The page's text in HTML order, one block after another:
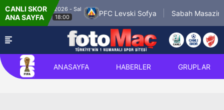
CANLI SKOR
ANA SAYFA
11.8.2026 - Sal
18:00
PFC Levski Sofya Sabah Masazir
ANASAYFA HABERLER GRUPLAR